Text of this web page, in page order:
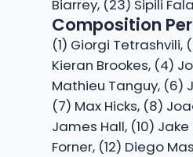
Biarrey, (23) Sipili
Composition
(1) Giorgi Tetrashvili,
Kieran Brookes, (4)
Mathieu Tanguy, (6)
(7) Max Hicks, (8)
James Hall, (10) Jake
Forner, (12) Diego